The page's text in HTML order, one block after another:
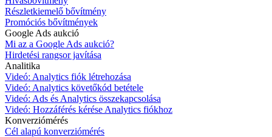
Részletkiemelő bővítmény
Promóciós bővítmények
Google Ads aukció
Mi az a Google Ads aukció?
Hirdetési rangsor javítása
Analitika
Videó: Analytics fiók létrehozása
Videó: Analytics követőkód betétele
Videó: Ads és Analytics összekapcsolása
Videó: Hozzáférés kérése Analytics fiókhoz
Konverziómérés
Cél alapú konverziómérés